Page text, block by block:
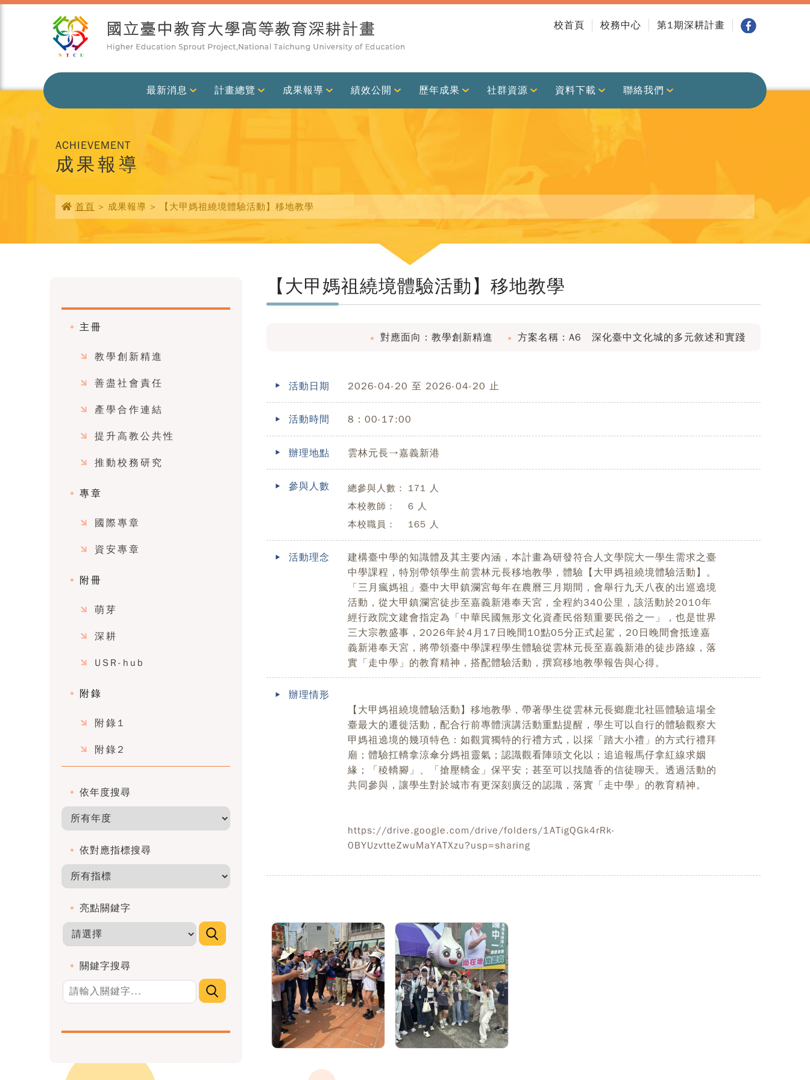
校首頁 校務中心 第1期深耕計畫
最新消息 計畫總覽 成果報導 績效公開 歷年成果 社群資源 資料下載 聯絡我們
ACHIEVEMENT
成果報導
首頁 > 成果報導 > 【大甲媽祖繞境體驗活動】移地教學
主冊
教學創新精進
善盡社會責任
產學合作連結
提升高教公共性
推動校務研究
專章
國際專章
資安專章
附冊
萌芽
深耕
USR-hub
附錄
附錄1
附錄2
依年度搜尋
依對應指標搜尋
亮點關鍵字
關鍵字搜尋
【大甲媽祖繞境體驗活動】移地教學
對應面向：教學創新精進 方案名稱：A6 深化臺中文化城的多元敘述和實踐
活動日期 2026-04-20 至 2026-04-20 止
活動時間 8：00-17:00
辦理地點 雲林元長→嘉義新港
參與人數 總參與人數：
171 人
本校教師：
6 人
本校職員：
165 人
活動理念
建構臺中學的知識體及其主要內涵，本計畫為研發符合人文學院大一學生需求之臺
中學課程，特別帶領學生前雲林元長移地教學，體驗【大甲媽祖繞境體驗活動】。
「三月瘋媽祖」臺中大甲鎮瀾宮每年在農曆三月期間，會舉行九天八夜的出巡遶境
活動，從大甲鎮瀾宮徒步至嘉義新港奉天宮，全程約340公里，該活動於2010年
經行政院文建會指定為「中華民國無形文化資產民俗類重要民俗之一」，也是世界
三大宗教盛事，2026年於4月17日晚間10點05分正式起駕，20日晚間會抵達嘉
義新港奉天宮，將帶領臺中學課程學生體驗從雲林元長至嘉義新港的徒步路線，落
實「走中學」的教育精神，搭配體驗活動，撰寫移地教學報告與心得。
辦理情形
【大甲媽祖繞境體驗活動】移地教學，帶著學生從雲林元長鄉鹿北社區體驗這場全
臺最大的遷徙活動，配合行前專體演講活動重點提醒，學生可以自行的體驗觀察大
甲媽祖遶境的幾項特色：如觀賞獨特的行禮方式，以採「踏大小禮」的方式行禮拜
廟；體驗扛轎拿涼傘分媽祖靈氣；認識觀看陣頭文化以；追追報馬仔拿紅線求姻
緣；「稜轎腳」、「搶壓轎金」保平安；甚至可以找隨香的信徒聊天。透過活動的
共同參與，讓學生對於城市有更深刻廣泛的認識，落實「走中學」的教育精神。
https://drive.google.com/drive/folders/1ATigQGk4rRk-
0BYUzvtteZwuMaYATXzu?usp=sharing